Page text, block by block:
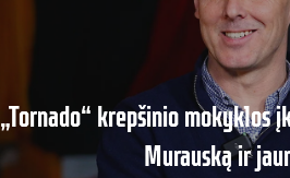
„Tornado“ krepšinio mokyklos
Murauską ir